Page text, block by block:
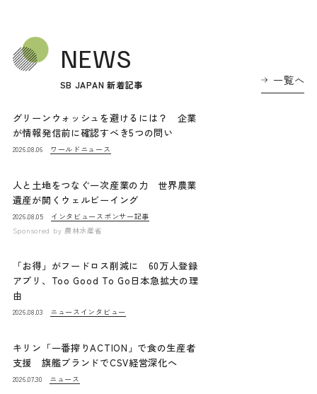
NEWS
SB JAPAN 新着記事 一覧へ
グリーンウォッシュを避けるには？ 企業
が情報発信前に確認すべき5つの問い
2026.08.06 ワールドニュース
人と土地をつなぐ一次産業の力 世界農業
遺産が開くウェルビーイング
2026.08.05 インタビュー スポンサー記事
Sponsored by 農林水産省
「お得」がフードロス削減に 60万人登録
アプリ、Too Good To Go日本急拡大の理
由
2026.08.03 ニュース インタビュー
キリン「一番搾りACTION」で食の生産者
支援 旗艦ブランドでCSV経営深化へ
2026.07.30 ニュース